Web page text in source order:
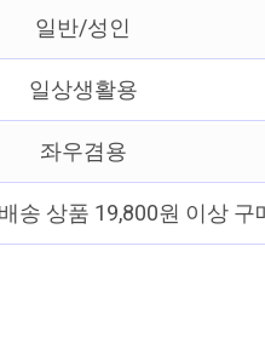
일반/성인
일상생활용
좌우겸용
송 상품 19,800원 이상 구